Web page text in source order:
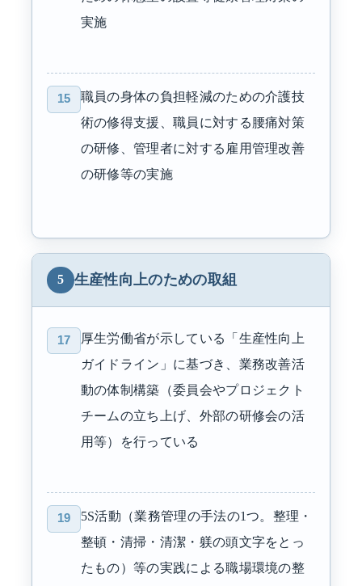
実施
15
職員の身体の負担軽減のための介護技
術の修得支援、職員に対する腰痛対策
の研修、管理者に対する雇用管理改善
の研修等の実施
5 生産性向上のための取組
17
厚生労働省が示している「生産性向上
ガイドライン」に基づき、業務改善活
動の体制構築（委員会やプロジェクト
チームの立ち上げ、外部の研修会の活
用等）を行っている
19
5S活動（業務管理の手法の1つ。整理・
整頓・清掃・清潔・躾の頭文字をとっ
たもの）等の実践による職場環境の整